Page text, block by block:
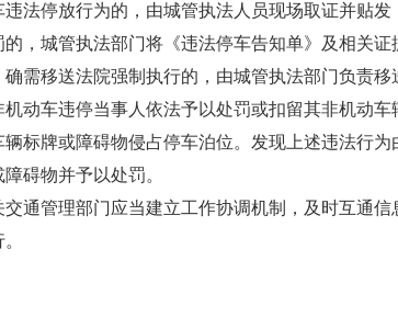
法停放行为的，由城管执法 人员现场取证并贴
的，城管执法部门将《违法停车告知单》及相关证
需移送法院强制执行的，由城管执法部门负责移
动车违停当事人依法予以处罚或扣留其非机动车
标牌或障碍物侵占停车泊位。 发现上述违法行
障碍物并予以处罚。
通管理部门应当建立工作协调机制，及时互通信